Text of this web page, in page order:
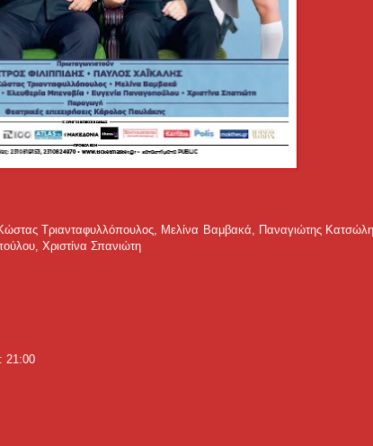
Τριανταφυλλόπουλος, Μελίνα Βαμβακά, Παναγιώτης
Χριστίνα Σπανιώτη
21:00